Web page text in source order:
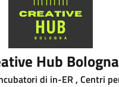
Hub Bologna